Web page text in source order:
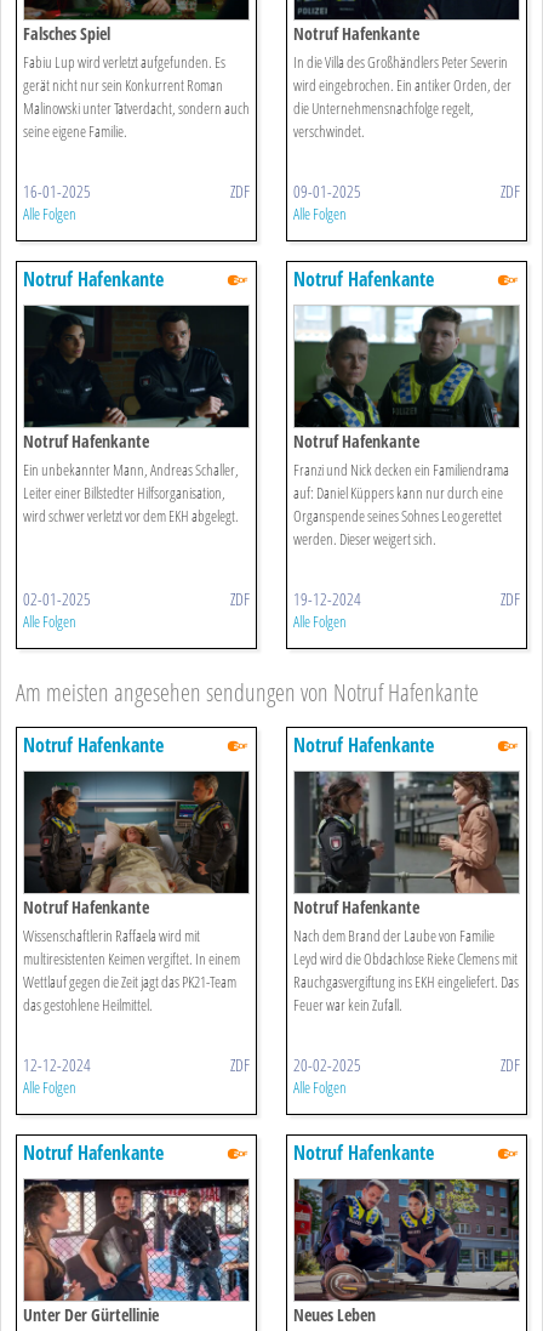
Falsches Spiel
Fabiu Lup wird verletzt aufgefunden. Es
gerät nicht nur sein Konkurrent Roman
Malinowski unter Tatverdacht, sondern auch
seine eigene Familie.
16-01-2025 ZDF
Alle Folgen
Notruf Hafenkante
In die Villa des Großhändlers Peter Severin
wird eingebrochen. Ein antiker Orden, der
die Unternehmensnachfolge regelt,
verschwindet.
09-01-2025 ZDF
Alle Folgen
Notruf Hafenkante
Notruf Hafenkante
Ein unbekannter Mann, Andreas Schaller,
Leiter einer Billstedter Hilfsorganisation,
wird schwer verletzt vor dem EKH abgelegt.
02-01-2025 ZDF
Alle Folgen
Notruf Hafenkante
Notruf Hafenkante
Franzi und Nick decken ein Familiendrama
auf: Daniel Küppers kann nur durch eine
Organspende seines Sohnes Leo gerettet
werden. Dieser weigert sich.
19-12-2024 ZDF
Alle Folgen
Am meisten angesehen sendungen von Notruf Hafenkante
Notruf Hafenkante
Notruf Hafenkante
Wissenschaftlerin Raffaela wird mit
multiresistenten Keimen vergiftet. In einem
Wettlauf gegen die Zeit jagt das PK21-Team
das gestohlene Heilmittel.
12-12-2024 ZDF
Alle Folgen
Notruf Hafenkante
Notruf Hafenkante
Nach dem Brand der Laube von Familie
Leyd wird die Obdachlose Rieke Clemens mit
Rauchgasvergiftung ins EKH eingeliefert. Das
Feuer war kein Zufall.
20-02-2025 ZDF
Alle Folgen
Notruf Hafenkante
Unter Der Gürtellinie
Notruf Hafenkante
Neues Leben